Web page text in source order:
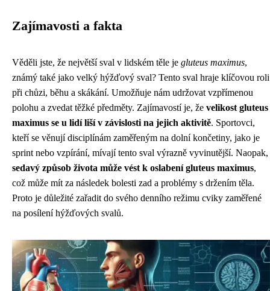
Zajímavosti a fakta
Věděli jste, že největší sval v lidském těle je gluteus maximus,
známý také jako velký hýžďový sval? Tento sval hraje klíčovou roli
při chůzi, běhu a skákání. Umožňuje nám udržovat vzpřímenou
polohu a zvedat těžké předměty. Zajímavostí je, že velikost gluteus
maximus se u lidí liší v závislosti na jejich aktivitě. Sportovci,
kteří se věnují disciplínám zaměřeným na dolní končetiny, jako je
sprint nebo vzpírání, mívají tento sval výrazně vyvinutější. Naopak,
sedavý způsob života může vést k oslabení gluteus maximus,
což může mít za následek bolesti zad a problémy s držením těla.
Proto je důležité zařadit do svého denního režimu cviky zaměřené
na posílení hýžďových svalů.